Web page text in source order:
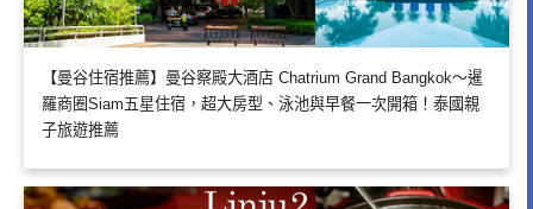
【曼谷住宿推薦】曼谷察殿大酒店 Chatrium Grand Bangkok～暹
羅商圈Siam五星住宿，超大房型、泳池與早餐一次開箱！泰國親
子旅遊推薦